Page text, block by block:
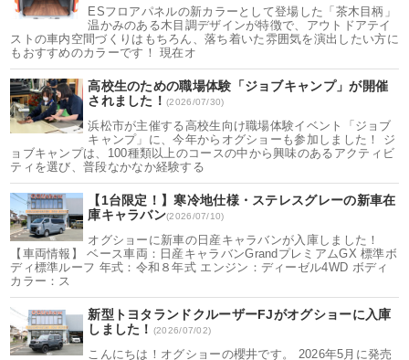
ESフロアパネルの新カラーとして登場した「茶木目柄」
温かみのある木目調デザインが特徴で、アウトドアテイ
ストの車内空間づくりはもちろん、落ち着いた雰囲気を演出したい方に
もおすすめのカラーです！ 現在オ
高校生のための職場体験「ジョブキャンプ」が開催
されました！(2026/07/30)
浜松市が主催する高校生向け職場体験イベント「ジョブ
キャンプ」に、今年からオグショーも参加しました！ ジ
ョブキャンプは、100種類以上のコースの中から興味のあるアクティビ
ティを選び、普段なかなか経験する
【1台限定！】寒冷地仕様・ステレスグレーの新車在
庫キャラバン(2026/07/10)
オグショーに新車の日産キャラバンが入庫しました！
【車両情報】 ベース車両：日産キャラバンGrandプレミアムGX 標準ボ
ディ標準ルーフ 年式：令和８年式 エンジン：ディーゼル4WD ボディ
カラー：ス
新型トヨタランドクルーザーFJがオグショーに入庫
しました！ (2026/07/02)
こんにちは！オグショーの櫻井です。 2026年5月に発売